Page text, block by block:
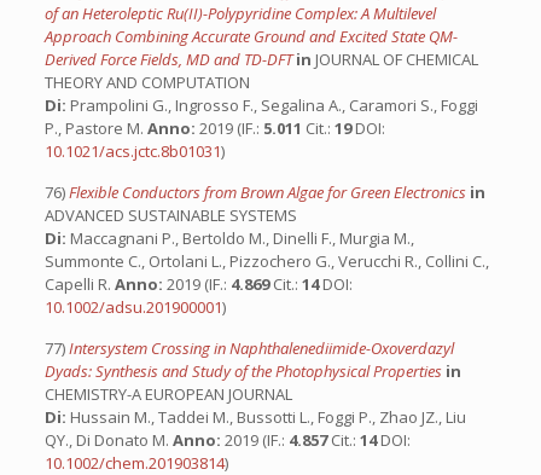
of an Heteroleptic Ru(II)-Polypyridine Complex: A Multilevel
Approach Combining Accurate Ground and Excited State QM-
Derived Force Fields, MD and TD-DFTin JOURNAL OF CHEMICAL
THEORY AND COMPUTATION
Di: Prampolini G., Ingrosso F., Segalina A., Caramori S., Foggi
P., Pastore M. Anno: 2019 (IF.: 5.011 Cit.: 19DOI:
10.1021/acs.jctc.8b01031)
76)Flexible Conductors from Brown Algae for Green Electronics in
ADVANCED SUSTAINABLE SYSTEMS
Di: Maccagnani P., Bertoldo M., Dinelli F., Murgia M.,
Summonte C., Ortolani L., Pizzochero G., Verucchi R., Collini C.,
Capelli R. Anno: 2019 (IF.: 4.869Cit.: 14DOI:
10.1002/adsu.201900001)
77)Intersystem Crossing in Naphthalenediimide-Oxoverdazyl
Dyads: Synthesis and Study of the Photophysical Properties in
CHEMISTRY-A EUROPEAN JOURNAL
Di: Hussain M., Taddei M., Bussotti L., Foggi P., Zhao JZ., Liu
QY., Di Donato M. Anno: 2019 (IF.: 4.857Cit.: 14DOI:
10.1002/chem.201903814)